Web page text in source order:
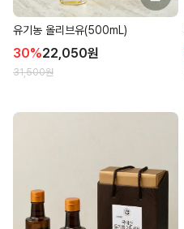
유기농 올리브유(500mL)
30%22,050원
31,500원